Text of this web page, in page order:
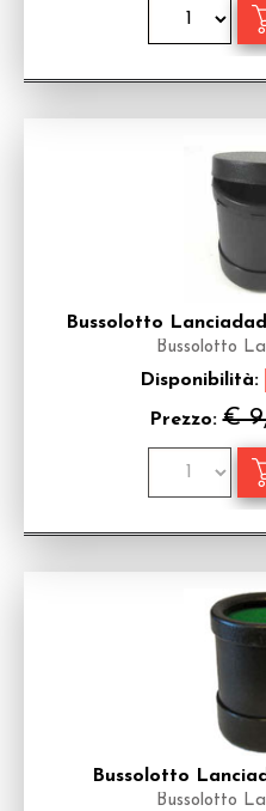
Bussolotto
Bussolotto
Disponibilità:
Prezzo:€
Bussolotto
Bussolotto